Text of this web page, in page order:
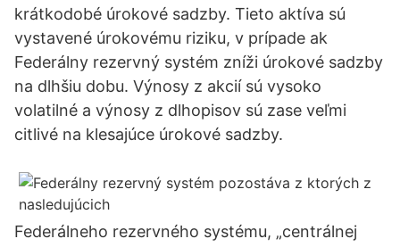
krátkodobé úrokové sadzby. Tieto aktíva sú
vystavené úrokovému riziku, v prípade ak
Federálny rezervný systém zníži úrokové sadzby
na dlhšiu dobu. Výnosy z akcií sú vysoko
volatilné a výnosy z dlhopisov sú zase veľmi
citlivé na klesajúce úrokové sadzby.
Federálneho rezervného systému, „centrálnej